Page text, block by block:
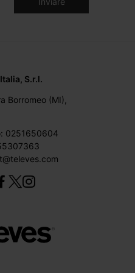
S.r.l.
Borromeo (MI),
0251650604